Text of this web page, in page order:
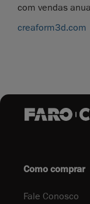
com vendas
creaform3d.com
Como comprar
Fale Conosco